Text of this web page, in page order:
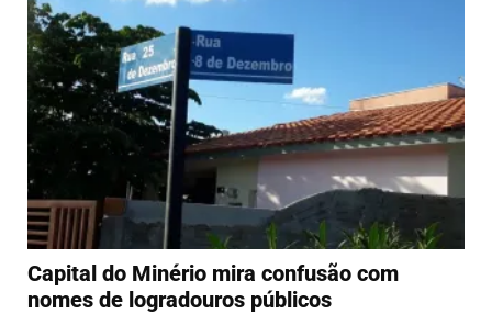
Capital do Minério mira confusão com
nomes de logradouros públicos